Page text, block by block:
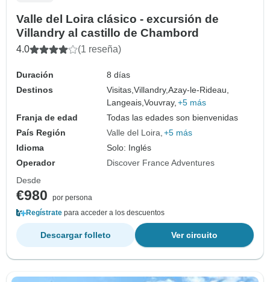
Valle del Loira clásico - excursión de
Villandry al castillo de Chambord
4.0 (1 reseña)
Duración
8 días
Destinos
Visitas,Villandry,Azay-le-Rideau,
Langeais,Vouvray, +5 más
Franja de edad
Todas las edades son bienvenidas
País Región
Valle del Loira +5 más
Idioma
Solo: Inglés
Operador
Discover France Adventures
Desde
€980
por persona
Regístrate para acceder a los descuentos
Ver circuito
Descargar folleto